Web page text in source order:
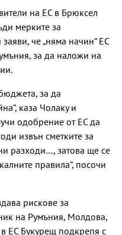
на ЕС в Брюксел
мерките за
че „няма начин“ ЕС
за да наложи на
за да
каза Чолаку и
одобрение от ЕС да
извън сметките за
разходи…, затова ще се
правила“, посочи
рискове за
на Румъния, Молдова,
ЕС Букурещ подкрепя с